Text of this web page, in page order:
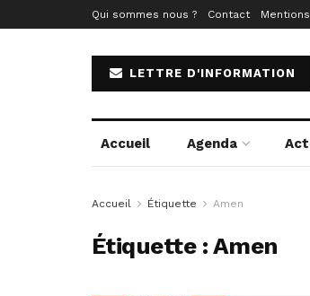
Qui sommes nous ? Contact
LETTRE D'INFORMATION
Accueil Agenda
Accueil Étiquette Amen
Étiquette : Amen